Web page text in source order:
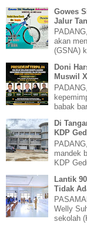
Gowes
Jalur
akan
(GSNA)
Doni
Muswil
babak
Di
KDP
mandek
KDP
Lantik
Tidak
Welly
sekolah